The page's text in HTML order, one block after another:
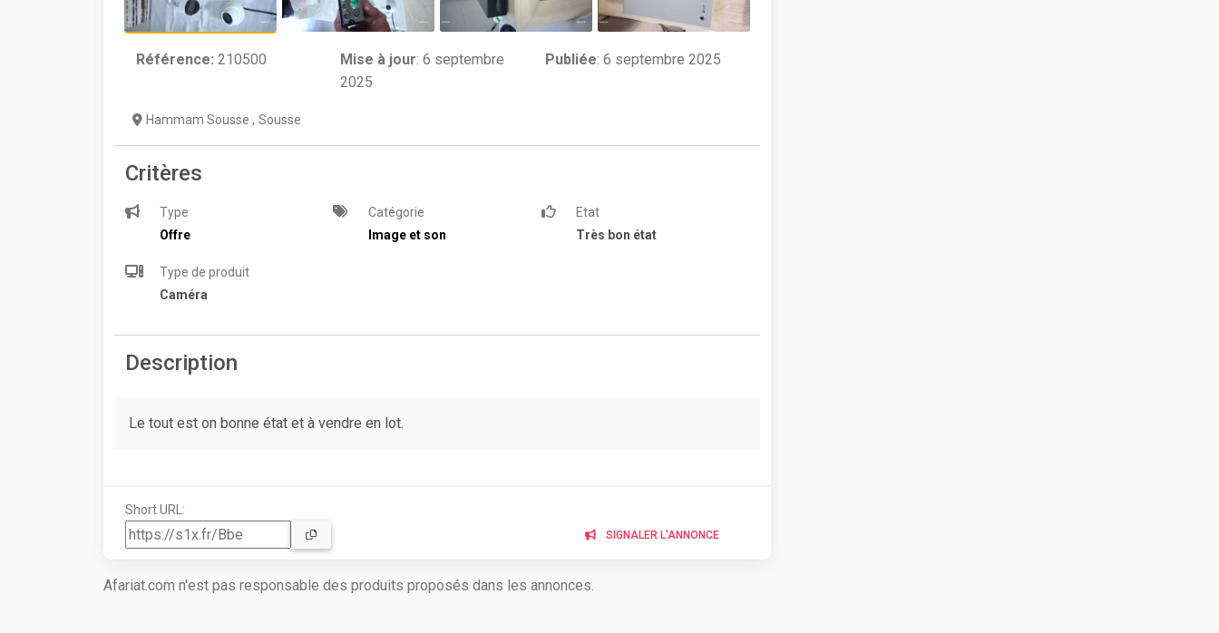
Référence: 210500 Mise à jour:6 septembre
2025
Publiée: 6 septembre 2025
Hammam Sousse , Sousse
Critères
Type
Offre
Catégorie
Image et son
Etat
Très bon état
Type de produit
Caméra
Description
Le tout est on bonne état et à vendre en lot.
Short URL:
SIGNALER L'ANNONCE
Afariat.com n'est pas responsable des produits proposés dans les annonces.